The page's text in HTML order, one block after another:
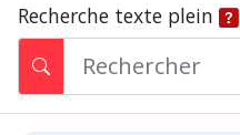
Recherche texte plein